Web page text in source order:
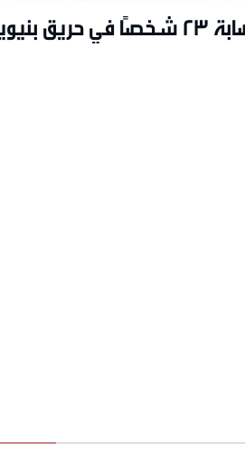
في حريق بنيويورك